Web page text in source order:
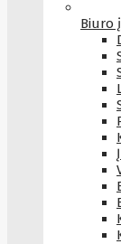
Biuro